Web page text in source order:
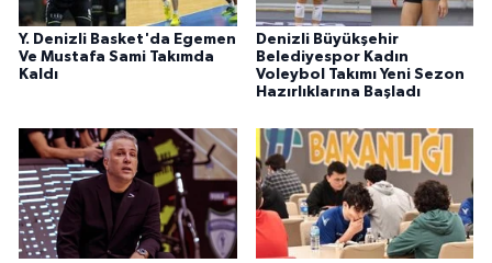
Y. Denizli Basket'da Egemen
Ve Mustafa Sami Takımda
Kaldı
Denizli Büyükşehir
Belediyespor Kadın
Voleybol Takımı Yeni Sezon
Hazırlıklarına Başladı